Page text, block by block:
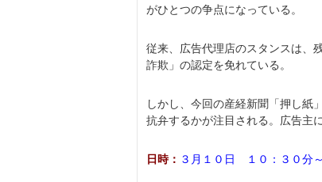
がひとつの争点になっている。
従来、広告代理店のスタンスは、
詐欺」の認定を免れている。
しかし、今回の産経新聞「押し紙
抗弁するかが注目される。広告主
日時： ３月１０日 １０：３０分